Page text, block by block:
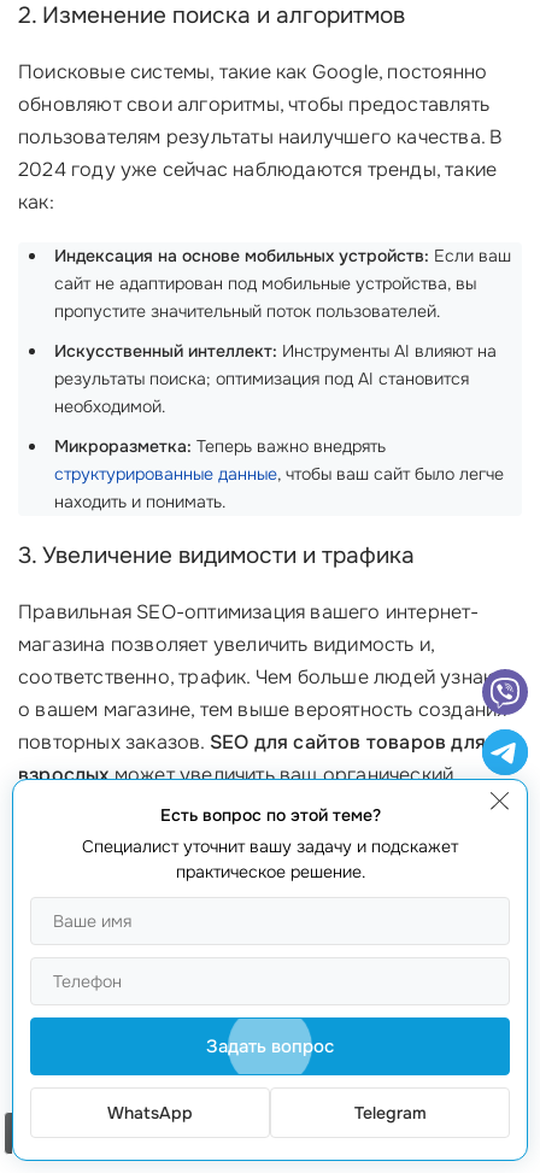
2. Изменение поиска и алгоритмов
Поисковые системы, такие как Google, постоянно
обновляют свои алгоритмы, чтобы предоставлять
пользователям результаты наилучшего качества. В
2024 году уже сейчас наблюдаются тренды, такие
как:
Индексация на основе мобильных устройств: Если ваш
сайт не адаптирован под мобильные устройства, вы
пропустите значительный поток пользователей.
Искусственный интеллект: Инструменты AI влияют на
результаты поиска; оптимизация под AI становится
необходимой.
Микроразметка: Теперь важно внедрять
структурированные данные, чтобы ваш сайт было легче
находить и понимать.
3. Увеличение видимости и трафика
Правильная SEO-оптимизация вашего интернет-
магазина позволяет увеличить видимость и,
соответственно, трафик. Чем больше людей узнают
о вашем магазине, тем выше вероятность создания
повторных заказов. SEO для сайтов товаров для
взрослыхможет увеличить ваш органический
трафик на 200-300% только за несколько месяцев!
4. Оптимизация пользовательского опыта
Клиенты ожидают удобства на каждом этапе
покупки. ОптимизацияSEOвключает в себя
улучшение структуры сайта,
загрузкии оптимизацию контента. Все это помогает
создать более приятный опыт для пользователя, что
в свою очередь влияет науровень конверсии.
Пользователи быстрее находят нужные товары и
Есть вопрос по этой теме?
Специалист уточнит вашу задачу и подскажет
практическое решение.
Задать вопрос
WhatsApp Telegram
Заказать звонок